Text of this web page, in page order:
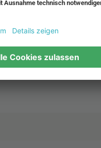
Muuto Lampen
Kabellose
Dänische